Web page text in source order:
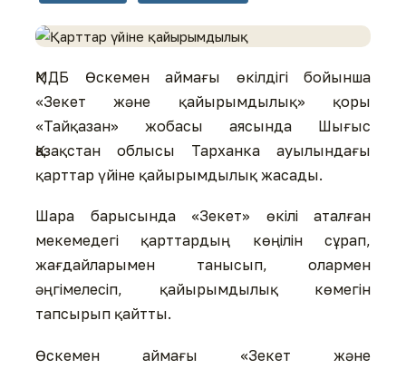
ҚМДБ Өскемен аймағы өкілдігі бойынша
«Зекет және қайырымдылық» қоры
«Тайқазан» жобасы аясында Шығыс
Қазақстан облысы Тарханка ауылындағы
қарттар үйіне қайырымдылық жасады.
Шара барысында «Зекет» өкілі аталған
мекемедегі қарттардың көңілін сұрап,
жағдайларымен танысып, олармен
әңгімелесіп, қайырымдылық көмегін
тапсырып қайтты.
Өскемен аймағы «Зекет және